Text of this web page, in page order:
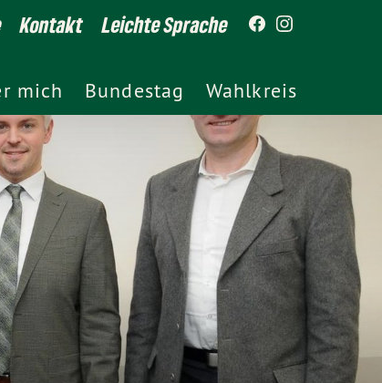
Kontakt Leichte Sprache
mich Bundestag Wahlkreis